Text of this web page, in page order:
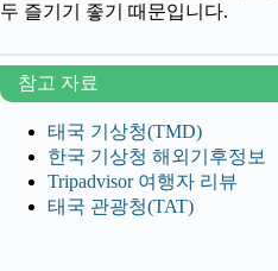
두 즐기기 좋기 때문입니다.
참고 자료
태국 기상청(TMD)
한국 기상청 해외기후정보
Tripadvisor 여행자 리뷰
태국 관광청(TAT)